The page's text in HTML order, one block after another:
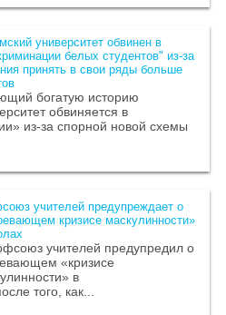
университет обвинен в
белых студентов" из-за
принять в свои ряды больше
богатую историю
обвиняется в
из-за спорной новой схемы
учителей предупреждает о
кризисе маскулинности»
учителей предупредил о
«кризисе
в
того, как...